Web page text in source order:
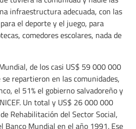
infraestructura adecuada, con las
el deporte y el juego, para
comedores escolares, nada de
de los casi US$ 59 000 000
repartieron en las comunidades,
el 51% el gobierno salvadoreño y
Un total y US$ 26 000 000
Rehabilitación del Sector Social,
Banco Mundial en el año 1991. Ese